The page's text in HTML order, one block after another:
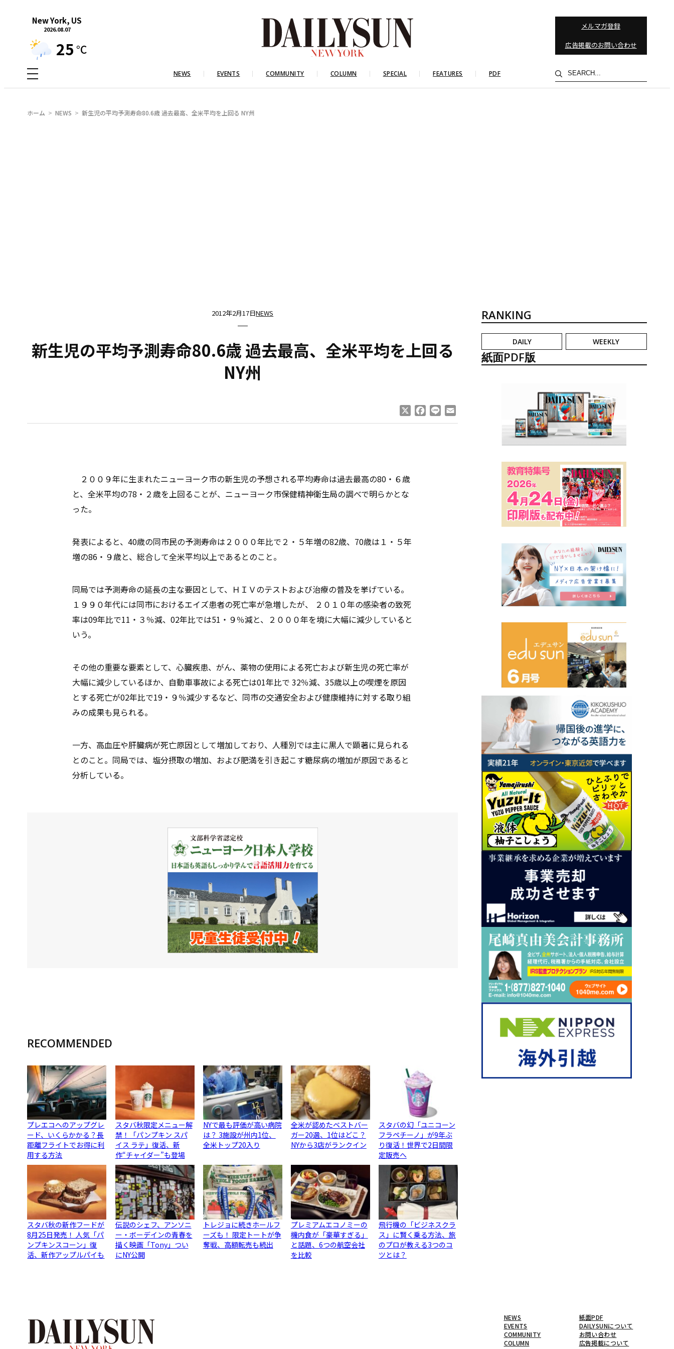
New York, US
2026.08.07
25 °C
メルマガ登録
広告掲載のお問い合わせ
NEWS EVENTS COMMUNITY COLUMN SPECIAL FEATURES PDF
検
索
ホーム NEWS 新生児の平均予測寿命80.6歳 過去最高、全米平均を上回る NY州
2012年2月17日NEWS
新生児の平均予測寿命80.6歳 過去最高、全米平均を上回る
NY州
Facebook
Line
２００９年に生まれたニューヨーク市の新生児の予想される平均寿命は過去最高の80・６歳
と、全米平均の78・２歳を上回ることが、ニューヨーク市保健精神衛生局の調べで明らかとな
った。
発表によると、40歳の同市民の予測寿命は２０００年比で２・５年増の82歳、70歳は１・５年
増の86・９歳と、総合して全米平均以上であるとのこと。
同局では予測寿命の延長の主な要因として、ＨＩＶのテストおよび治療の普及を挙げている。
１９９０年代には同市におけるエイズ患者の死亡率が急増したが、 ２０１０年の感染者の致死
率は09年比で11・３％減、02年比では51・９％減と、２０００年を境に大幅に減少していると
いう。
その他の重要な要素として、心臓疾患、がん、薬物の使用による死亡および新生児の死亡率が
大幅に減少しているほか、自動車事故による死亡は01年比で 32％減、35歳以上の喫煙を原因
とする死亡が02年比で19・９％減少するなど、同市の交通安全および健康維持に対する取り組
みの成果も見られる。
一方、高血圧や肝臓病が死亡原因として増加しており、人種別では主に黒人で顕著に見られる
とのこと。同局では、塩分摂取の増加、および肥満を引き起こす糖尿病の増加が原因であると
分析している。
RECOMMENDED
プレエコへのアップグレ
ード、いくらかかる？長
距離フライトでお得に利
用する方法
スタバ秋限定メニュー解
禁！「パンプキン スパ
イス ラテ」復活、新
作“チャイダー”も登場
NYで最も評価が高い病院
は？ 3施設が州内1位、
全米トップ20入り
全米が認めたベストバー
ガー20選、1位はどこ？
NYから3店がランクイン
スタバの幻「ユニコーン
フラペチーノ」が9年ぶ
り復活！世界で2日間限
定販売へ
スタバ秋の新作フードが
8月25日発売！ 人気「パ
ンプキンスコーン」復
活、新作アップルパイも
伝説のシェフ、アンソニ
ー・ボーデインの青春を
描く映画「Tony」つい
にNY公開
トレジョに続きホールフ
ーズも！ 限定トートが争
奪戦、高額転売も続出
プレミアムエコノミーの
機内食が「豪華すぎる」
と話題、6つの航空会社
を比較
飛行機の「ビジネスクラ
ス」に賢く乗る方法、旅
のプロが教える3つのコ
ツとは？
RANKING
DAILY WEEKLY
紙面PDF版
NEWS
EVENTS
COMMUNITY
COLUMN
紙面PDF
DAILYSUNについて
お問い合わせ
広告掲載について